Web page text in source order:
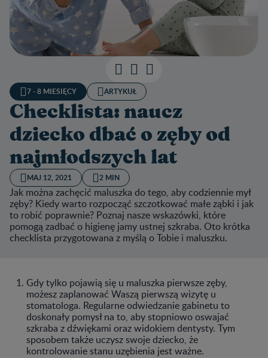
7 - 8 MIESIĘCY ARTYKUŁ
Checklista: naucz
dziecko dbać o zęby od
najmłodszych lat
MAJ 12, 2021 2 MIN
Jak można zachęcić maluszka do tego, aby codziennie mył
zęby? Kiedy warto rozpocząć szczotkować małe ząbki i jak
to robić poprawnie? Poznaj nasze wskazówki, które
pomogą zadbać o higienę jamy ustnej szkraba. Oto krótka
checklista przygotowana z myślą o Tobie i maluszku.
Gdy tylko pojawią się u maluszka pierwsze zęby,
możesz zaplanować Waszą pierwszą wizytę u
stomatologa. Regularne odwiedzanie gabinetu to
doskonały pomysł na to, aby stopniowo oswajać
szkraba z dźwiękami oraz widokiem dentysty. Tym
sposobem także uczysz swoje dziecko, że
kontrolowanie stanu uzębienia jest ważne.